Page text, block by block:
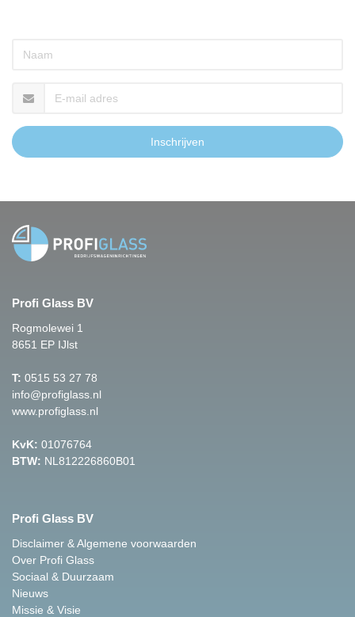
Inschrijven
Profi Glass BV
Rogmolewei 1
8651 EP IJlst
T: 0515 53 27 78
info@profiglass.nl
www.profiglass.nl
KvK: 01076764
BTW: NL812226860B01
Profi Glass BV
Disclaimer & Algemene voorwaarden
Over Profi Glass
Sociaal & Duurzaam
Nieuws
Missie & Visie